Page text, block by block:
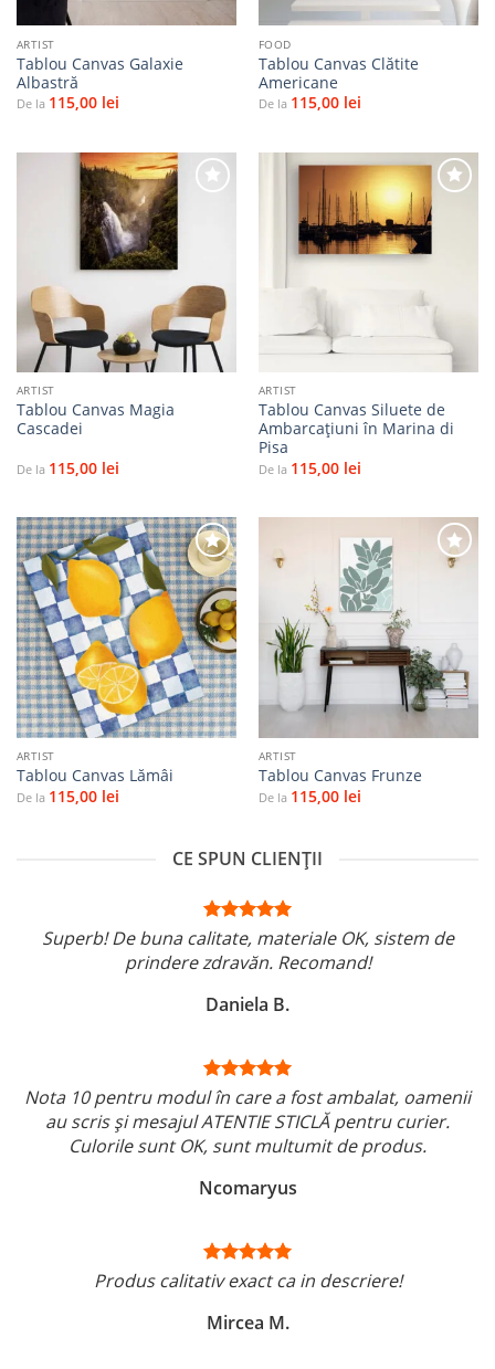
ARTIST
Tablou Canvas Galaxie
Albastră
De la 115,00 lei
FOOD
Tablou Canvas Clătite
Americane
De la 115,00 lei
ARTIST
Tablou Canvas Magia
Cascadei
De la 115,00 lei
ARTIST
Tablou Canvas Siluete de
Ambarcațiuni în Marina di
Pisa
De la 115,00 lei
Adaugă
la
favorite
ARTIST
Tablou Canvas Lămâi
De la 115,00 lei
favorite
ARTIST
Tablou Canvas Frunze
De la 115,00 lei
CE SPUN CLIENȚII
Superb! De buna calitate, materiale OK, sistem de
prindere zdravăn. Recomand!
Daniela B.
Nota 10 pentru modul în care a fost ambalat, oamenii
au scris și mesajul ATENTIE STICLĂ pentru curier.
Culorile sunt OK, sunt multumit de produs.
Ncomaryus
Produs calitativ exact ca in descriere!
Mircea M.